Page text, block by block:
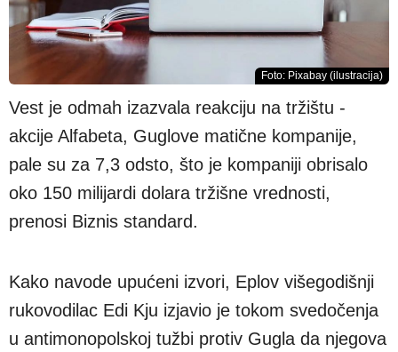
Foto: Pixabay (ilustracija)
Vest je odmah izazvala reakciju na tržištu -
akcije Alfabeta, Guglove matične kompanije,
pale su za 7,3 odsto, što je kompaniji obrisalo
oko 150 milijardi dolara tržišne vrednosti,
prenosi Biznis standard.
Kako navode upućeni izvori, Eplov višegodišnji
rukovodilac Edi Kju izjavio je tokom svedočenja
u antimonopolskoj tužbi protiv Gugla da njegova